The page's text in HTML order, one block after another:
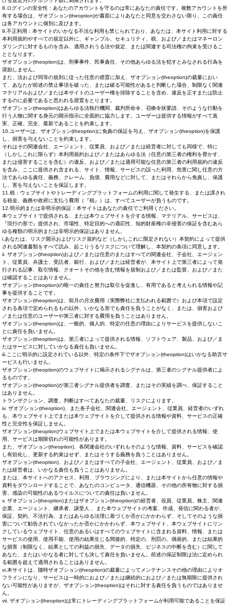
8.ログインの安全性：あなたのアカウントを守るのは常にあなたの責任です。複数アカウントを所
有する場合は、ザオプション(theoption)が書面によりあなたと同意を交わさない限り、この責任
は各アカウントに個別に及びます。
9.不正利用：本サイトのいかなる不法な利用も禁じられており、あなたは、本サイト利用に対する
本利用規約やすべての規定以外に、ギャンブル、セキュリティ、税、および／またはマネーロン
ダリングに対するものを含み、適用されうる法や規定、または関連する司法権の拘束を受けるこ
ととなります。
ザオプション(theoption)は、刑事事件、民事責任、その他あらゆる法を犯すとみなされる行為を
奨励しません。
また、法および同等の規則に従った任意の措置に加え、ザオプション(theoption)の裁量におい
て、あなたが前述の禁止事項を破った、または破る可能性があると判断した場合、制限なく関連
マテリアルおよび／または本サイトのユーザー権を排除することを含め、違反を正すまたは防止
するのに必要であると思われる措置をとります。
ザオプション(theoption)はあらゆる法執行機関、裁判所命令、召喚令状要請、そのような行動を
行う人物に関する身元の開示指示に全面的に協力します。ユーザーは提供する情報がすべて真
実、正確、完全、最新であることを約束します。
10.ユーザーは、ザオプション(theoption)に免責の保証を与え、ザオプション(theoption)を保護
し、損害を与えないことを約束します。
それはその関連会社、エージェント、従業員、および／または経営者に対しても同様で、特に
（しかしこれに限らず）本利用規約および／またはあらゆる法（任意の第三者の権利を脅かす、
または侵害することを含む）の違反、および／または適用可能な任意の第三者の利用規約の違反
を含み、ここに提供され含まれる、サイト、情報、サービスの誤った利用、危害に関し任意の方
法であらゆる責任、義務、クレーム、負債、費用などに対して、またはそれらから免責し、保護
し、害を与えないことを保証します。
11.税：ウェブサイトやトレーディングプラットフォームの利用に関して発生する、または課され
る税金、義務や政府に支払う費用（『税』）は、すべてユーザーが負うものです。
12.明示的または非明示的保証：本サイトはあなたの責任でご利用ください。
本ウェブサイトで提供される、または本ウェブサイトを介する情報、マテリアル、サービスは、
『現行の形で』提供され、市場性、特定目的への適応性、知的財産権の非侵害の保証を含むあら
ゆる種類の明示的または非明示的保証はありません。
i.あなたは、リスク開示およびリスク規約など（しかしこれに限定されない）本契約によって提供
される関連書類をすべて読み、起こりうるリスクについて理解し、本契約の条項に同意します。
ii. ザオプション(theoption)および／または任意のまたはすべての関連会社、子会社、エージェン
ト、従業員、弁護士、受託者、銀行、および／または経営者が、本サイト上で第三者によって発
行される記事、取引情報、クオートその他を含む情報を規制および／または監督、および／また
は確認することはありません。
ザオプション(theoption)の唯一の責任と努力は取引を促進し、有用であると考えられる情報や記
事を提供することです。
ザオプション(theoption)は、前月の月次費用（実際弊社に支払われる範囲で）および本項で設定
される条項で定められるもの以外、いかなる形でも責任を負うことがなく、または、損害および
／または任意のユーザーや第三者に対する費用を負うことはありません。
ザオプション(theoption)は、一般的、個人的、特定の任意の理由によりサービスを提供しないこ
とに責任を負いません。
ザオプション(theoption)は、第三者によって提供される情報、ソフトウェア、製品、および／ま
たはサービスに対していかなる責任も負いません。
iii.ここに明示的に設定されている以外、特定の条件下でザオプション(theoption)はいかなる助言サ
ービスも行いません。
ザオプション(theoption)のウェブサイトに掲示されるシグナルは、第三者のシグナル提供者によ
るものです。
ザオプション(theoption)が第三者シグナル提供者を調査、またはその実績を調べ、保証すること
はありません。
トランザクション、調査、判断はすべてあなたの裁量、リスクによります。
iv. ザオプション(theoption)、また各子会社、関連会社、エージェント、従業員、経営者のいずれ
も、本ウェブサイト上でまたは本ウェブサイトを介して提供される情報や資料、サービスの正確
性と完全性を保証しません。
ザオプション(theoption)ウェブサイト上でまたは本ウェブサイトを介して提供される情報、使
用、サービスは期限切れの可能性があります。
また、ザオプション(theoption)、各関連会社のいずれもそのような情報、資料、サービスを確認
し有効化し、更新する約束はせず、またはそうする義務を負うことはありません。
ザオプション(theoption)、および／またはすべての子会社、エージェント、従業員、および／ま
たは経営者は、いかなる責任も負うことはありません。
または、本サイトへのアクセス、利用、ブラウジングにより、または本サイトから任意の情報や
資料をダウンロードすることで、あなたのコンピュータ、通信機器、その他の所有物に対する損
害、感染の可能性のあるウイルスについての責任は負いません。
v. ザオプション(theoption)またはザオプション(theoption)の経営者、役員、従業員、株主、関連
企業、エージェント、継承者、譲受人 、また本ウェブサイトの考案、作成、発信に関わる者が、
保証、契約、不法行為、またはあらゆる法理に基づくか否かにかかわらず、そしてそのような損
害について勧告されていなかったか否かにかかわらず、本ウェブサイト、本ウェブサイトにリン
クしているウェブサイト、任意のあるいはすべてのウェブサイトに含まれる資料、情報、または
サービスの使用、使用不能、使用の結果生じる間接的、特定の、刑罰の、偶発的、または結果的
な損害（制限なく、結果としての利益の損失、データの損失、ビジネスの中断を含む）に関して
あなた、またはいかなる者に対しても決して責任を負いません。前述の保証制限は法に定められ
る範囲を超えて適用されることはありません。
vi.本サイトは、随時ザオプション(theoption)の裁量によってメンテナンスその他の理由によりオ
フラインになり、サービスは一時的におよび／または継続的におよび／または無期限に提供され
ない可能性がありますが、ザオプション(theoption)はそれに対する責任を負うものではありませ
ん。
vii. ザオプション(theoption)は常にトレーディングプラットフォームが利用可能であることを保証